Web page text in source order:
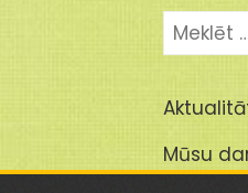
Meklēt:
Mūsu